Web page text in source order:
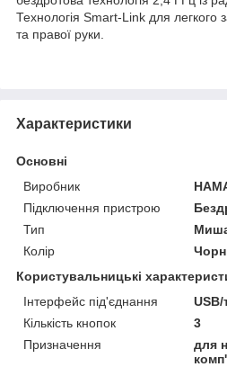
Технологія Smart-Link для легкого
та правої руки.
Характеристики
Основні
Виробник
Підключення пристрою
Тип
Колір
Користувальницькі
Інтерфейс під'єднання
Кількість кнопок
3
Призначення
для